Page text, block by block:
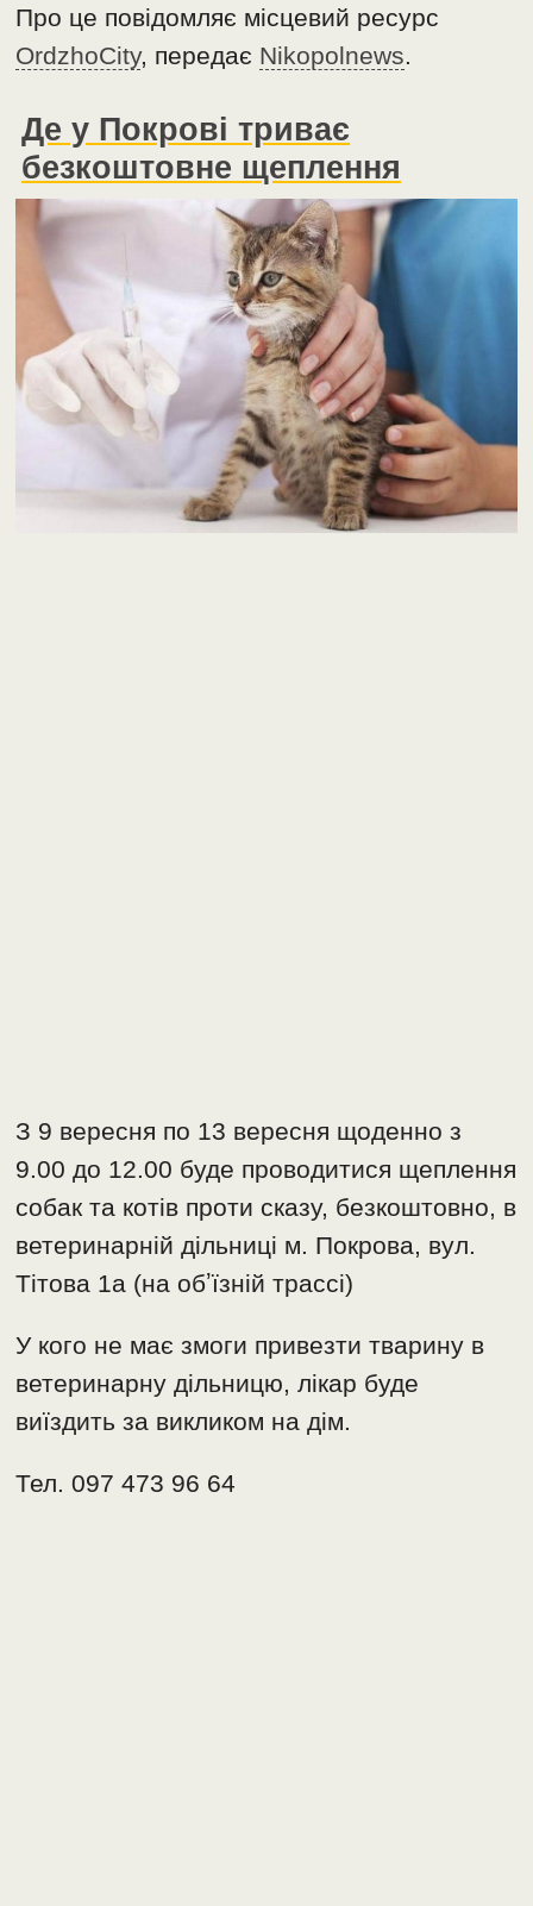
Про це повідомляє місцевий ресурс
OrdzhoCity, передає Nikopolnews.
Де у Покрові триває
безкоштовне щеплення
З 9 вересня по 13 вересня щоденно з
9.00 до 12.00 буде проводитися щеплення
собак та котів проти сказу, безкоштовно, в
ветеринарній дільниці м. Покрова, вул.
Тітова 1а (на обʼїзній трассі)
У кого не має змоги привезти тварину в
ветеринарну дільницю, лікар буде
виїздить за викликом на дім.
Тел. 097 473 96 64